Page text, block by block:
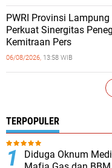
PWRI Provinsi
Perkuat Sinergitas
Kemitraan Pers
06/08/2026, 13:58 WIB
TERPOPULER
Diduga Oknum